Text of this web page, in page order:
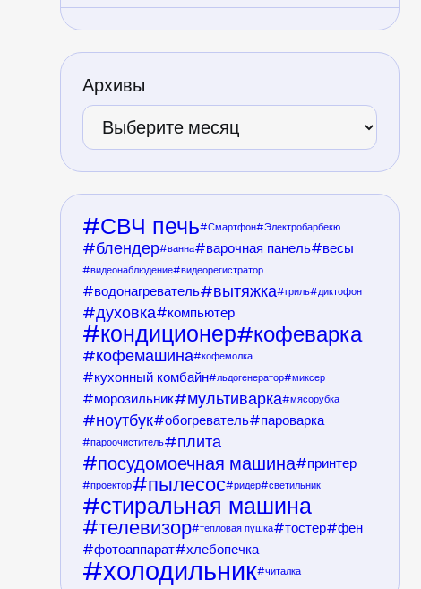
Архивы
СВЧ печь Смартфон Электробарбекю
блендер ванна варочная панель весы
видеонаблюдение видеорегистратор
водонагреватель вытяжка гриль диктофон
духовка компьютер
кондиционер кофеварка
кофемашина кофемолка
кухонный комбайн льдогенератор миксер
морозильник мультиварка мясорубка
ноутбук обогреватель пароварка
пароочиститель плита
посудомоечная машина принтер
проектор пылесос ридер светильник
стиральная машина
телевизор тепловая пушка тостер
фен
фотоаппарат
хлебопечка
холодильник читалка